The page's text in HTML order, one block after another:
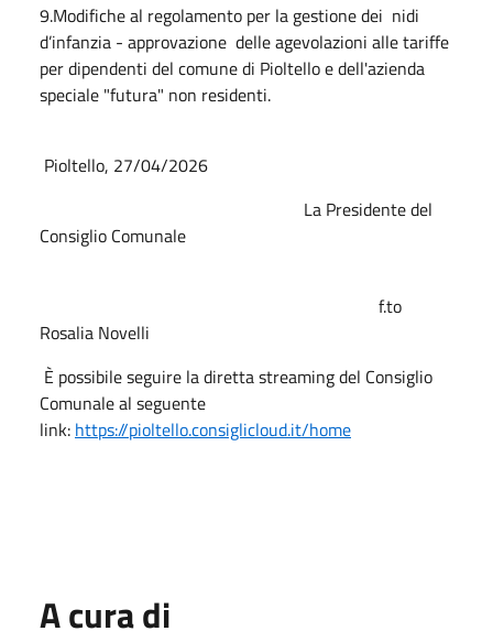
9.Modifiche al regolamento per la gestione dei nidi
d’infanzia - approvazione delle agevolazioni alle tariffe
per dipendenti del comune di Pioltello e dell'azienda
speciale "futura" non residenti.
Pioltello, 27/04/2026
La Presidente del
Consiglio Comunale
f.to
Rosalia Novelli
È possibile seguire la diretta streaming del Consiglio
Comunale al seguente
link: https://pioltello.consiglicloud.it/home
A cura di